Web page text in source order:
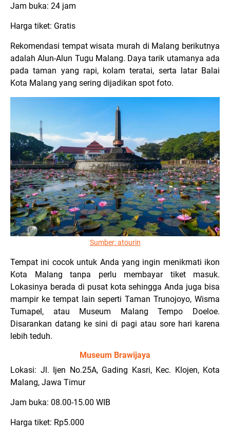
Jam buka: 24 jam
Harga tiket: Gratis
Rekomendasi tempat wisata murah di Malang berikutnya
adalah Alun-Alun Tugu Malang. Daya tarik utamanya ada
pada taman yang rapi, kolam teratai, serta latar Balai
Kota Malang yang sering dijadikan spot foto.
Sumber:atourin
Tempat ini cocok untuk Anda yang ingin menikmati ikon
Kota Malang tanpa perlu membayar tiket masuk.
Lokasinya berada di pusat kota sehingga Anda juga bisa
mampir ke tempat lain seperti Taman Trunojoyo, Wisma
Tumapel, atau Museum Malang Tempo Doeloe.
Disarankan datang ke sini di pagi atau sore hari karena
lebih teduh.
Museum Brawijaya
Lokasi: Jl. Ijen No.25A, Gading Kasri, Kec. Klojen, Kota
Malang, Jawa Timur
Jam buka: 08.00-15.00 WIB
Harga tiket: Rp5.000